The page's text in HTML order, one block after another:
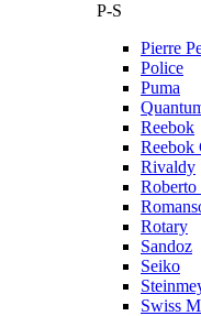
P-S
Pierre
Police
Puma
Reebok
Reebok
Rivaldy
Rotary
Sandoz
Seiko
Swiss